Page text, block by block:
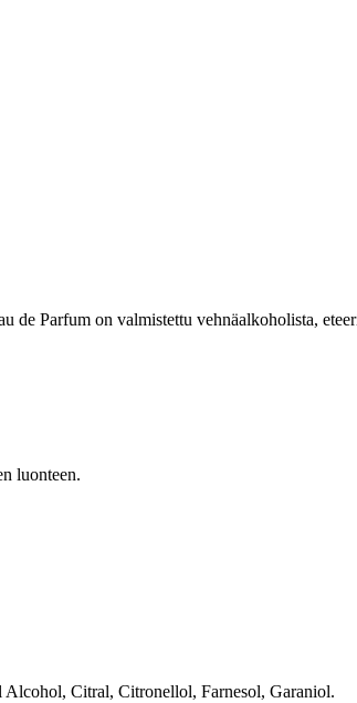
Parfum on valmistettu vehnäalkoholista,
luonteen.
Citral, Citronellol, Farnesol, Garaniol.